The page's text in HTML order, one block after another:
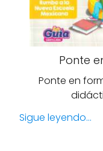
Ponte
Ponte en
Sigue leyendo...